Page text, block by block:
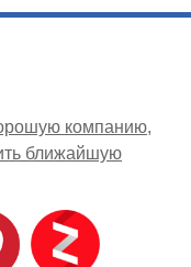
компанию
ближайшую